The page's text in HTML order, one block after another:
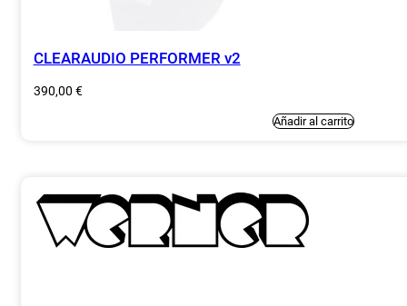
CLEARAUDIO PERFORMER v2
390,00 €
Añadir al carrito